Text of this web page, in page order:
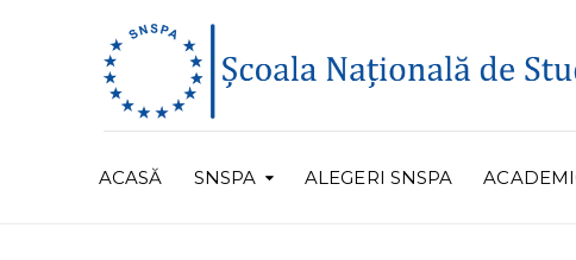
ACASĂ SNSPA ALEGERI SNSPA